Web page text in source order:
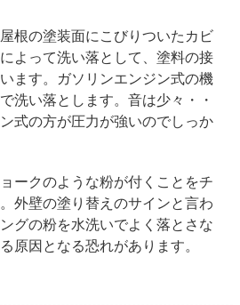
根の塗装面にこびりついたカビ
よって洗い落として、塗料の接
ます。ガソリンエンジン式の機
洗い落とします。音は少々・・
式の方が圧力が強いのでしっか
ークのような粉が付くことをチ
外壁の塗り替えのサインと言わ
グの粉を水洗いでよく落とさな
原因となる恐れがあります。